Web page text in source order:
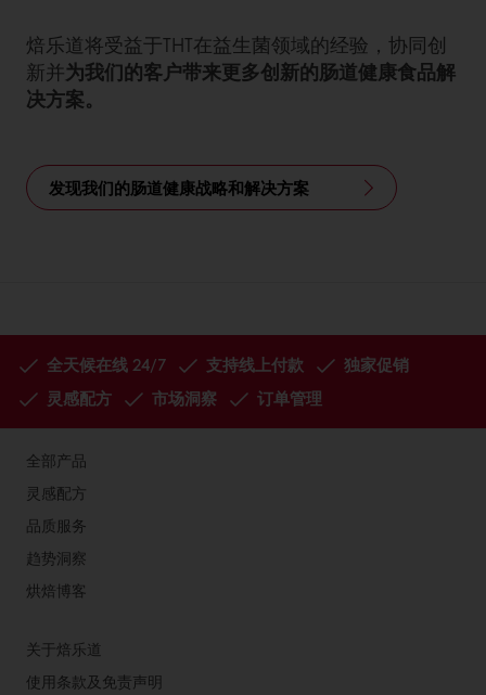
焙乐道将受益于THT在益生菌领域的经验，协同创
新并为我们的客户带来更多创新的肠道健康食品解
决方案。
发现我们的肠道健康战略和解决方案
全天候在线 24/7 支持线上付款
独家促销
灵感配方
市场洞察 订单管理
全部产品
灵感配方
品质服务
趋势洞察
烘焙博客
关于焙乐道
使用条款及免责声明